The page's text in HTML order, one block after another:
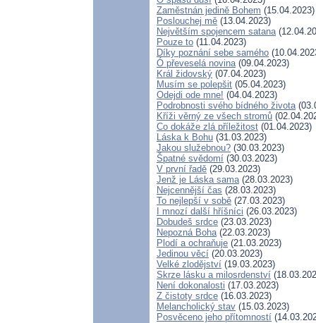
Zaměstnán jedině Bohem (15.04.2023)
Poslouchej mě (13.04.2023)
Největším spojencem satana
Pouze to (11.04.2023)
Díky poznání sebe samého
Ó převeselá novina(09.04.2023)
Král židovský (07.04.2023)
Musím se polepšit (05.04.2023)
Odejdi ode mne! (04.04.2023)
Podrobnosti svého bídného života
Kříži věrný ze všech stromů
Co dokáže zlá příležitost (01.04.2023)
Láska k Bohu (31.03.2023)
Jakou služebnou? (30.03.2023)
Špatné svědomí (30.03.2023)
V první řadě (29.03.2023)
Jenž je Láska sama(28.03.2023)
Nejcennější čas (28.03.2023)
To nejlepší v sobě (27.03.2023)
I mnozí další hříšníci (26.03.2023)
Dobudeš srdce (23.03.2023)
Nepozná Boha(22.03.2023)
Plodí a ochraňuje (21.03.2023)
Jedinou věcí (20.03.2023)
Velké zlodějství (19.03.2023)
Skrze lásku a milosrdenství
Není dokonalosti (17.03.2023)
Z čistoty srdce (16.03.2023)
Melancholický stav (15.03.2023)
Posvěceno jeho přítomností